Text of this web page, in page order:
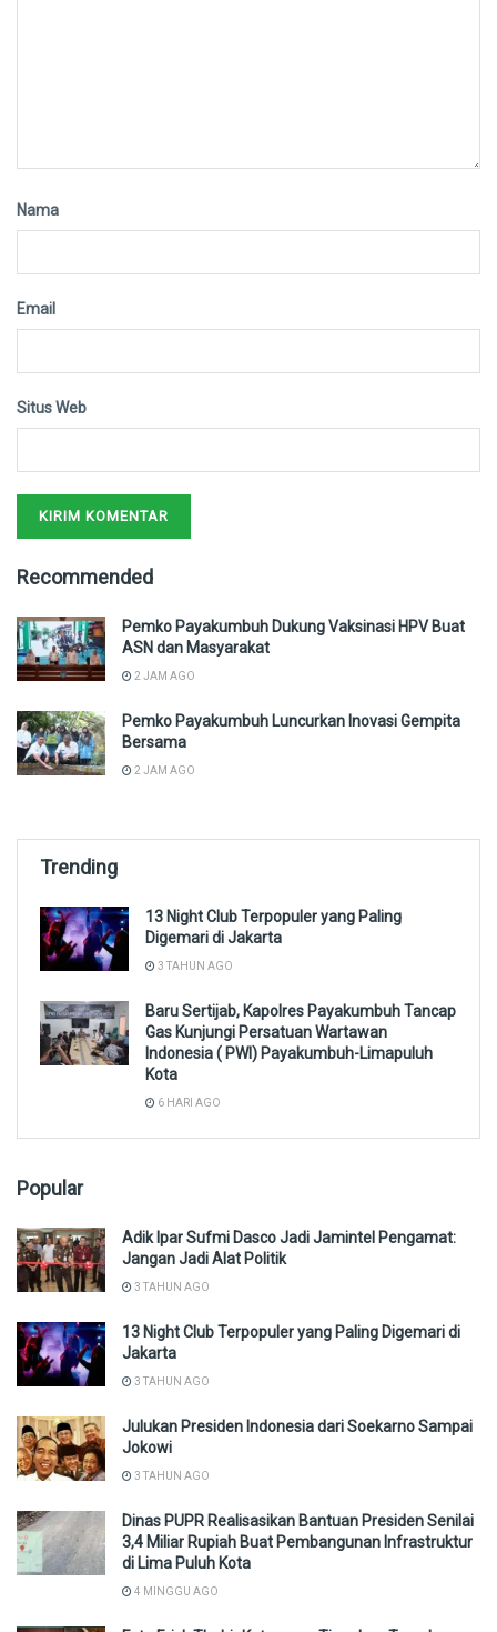
Nama
Email
Situs Web
Recommended
Pemko Payakumbuh Dukung Vaksinasi HPV Buat
ASN dan Masyarakat
2 JAM AGO
Pemko Payakumbuh Luncurkan Inovasi Gempita
Bersama
2 JAM AGO
Trending
13 Night Club Terpopuler yang Paling
Digemari di Jakarta
3 TAHUN AGO
Baru Sertijab, Kapolres Payakumbuh Tancap
Gas Kunjungi Persatuan Wartawan
Indonesia ( PWI) Payakumbuh-Limapuluh
Kota
6 HARI AGO
Popular
Adik Ipar Sufmi Dasco Jadi Jamintel Pengamat:
Jangan Jadi Alat Politik
3 TAHUN AGO
13 Night Club Terpopuler yang Paling Digemari di
Jakarta
3 TAHUN AGO
Julukan Presiden Indonesia dari Soekarno Sampai
Jokowi
3 TAHUN AGO
Dinas PUPR Realisasikan Bantuan Presiden Senilai
3,4 Miliar Rupiah Buat Pembangunan Infrastruktur
di Lima Puluh Kota
4 MINGGU AGO